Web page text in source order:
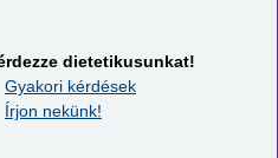
dietetikusunkat!
Gyakori kérdések
Írjon nekünk!